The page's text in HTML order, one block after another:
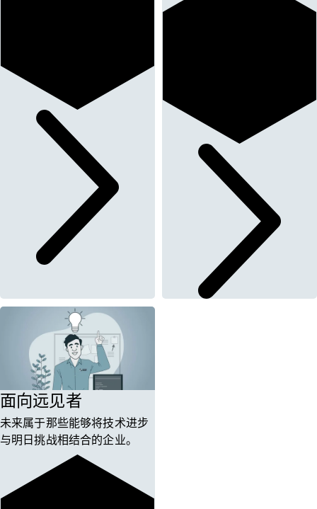
面向远见者
未来属于那些能够将技术进步
与明日挑战相结合的企业。